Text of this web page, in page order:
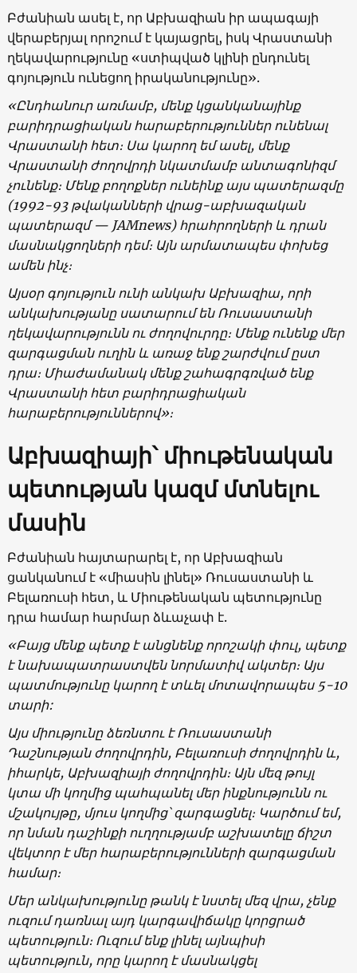
Բժանիան ասել է, որ Աբխազիան իր ապագայի
վերաբերյալ որոշում է կայացրել, իսկ Վրաստանի
ղեկավարությունը «ստիպված կլինի ընդունել
գոյություն ունեցող իրականությունը».
«Ընդհանուր առմամբ, մենք կցանկանայինք
բարիդրացիական հարաբերություններ ունենալ
Վրաստանի հետ։ Սա կարող եմ ասել, մենք
Վրաստանի ժողովրդի նկատմամբ անտագոնիզմ
չունենք։ Մենք բողոքներ ունեինք այս պատերազմը
(1992-93 թվականների վրաց-աբխազական
պատերազմ — JAMnews) հրահրողների և դրան
մասնակցողների դեմ։ Այն արմատապես փոխեց
ամեն ինչ։
Այսօր գոյություն ունի անկախ Աբխազիա, որի
անկախությանը սատարում են Ռուսաստանի
ղեկավարությունն ու ժողովուրդը։ Մենք ունենք մեր
զարգացման ուղին և առաջ ենք շարժվում ըստ
դրա։ Միաժամանակ մենք շահագրգռված ենք
Վրաստանի հետ բարիդրացիական
հարաբերություններով»։
Աբխազիայի՝ միութենական
պետության կազմ մտնելու
մասին
Բժանիան հայտարարել է, որ Աբխազիան
ցանկանում է «միասին լինել» Ռուսաստանի և
Բելառուսի հետ, և Միութենական պետությունը
դրա համար հարմար ձևաչափ է.
«Բայց մենք պետք է անցնենք որոշակի փուլ, պետք
է նախապատրաստվեն նորմատիվ ակտեր։ Այս
պատմությունը կարող է տևել մոտավորապես 5-10
տարի:
Այս միությունը ձեռնտու է Ռուսաստանի
Դաշնության ժողովրդին, Բելառուսի ժողովրդին և,
իհարկե, Աբխազիայի ժողովրդին։ Այն մեզ թույլ
կտա մի կողմից պահպանել մեր ինքնությունն ու
մշակույթը, մյուս կողմից՝ զարգացնել։ Կարծում եմ,
որ նման դաշինքի ուղղությամբ աշխատելը ճիշտ
վեկտոր է մեր հարաբերությունների զարգացման
համար։
Մեր անկախությունը թանկ է նստել մեզ վրա, չենք
ուզում դառնալ այդ կարգավիճակը կորցրած
պետություն։ Ուզում ենք լինել այնպիսի
պետություն, որը կարող է մասնակցել